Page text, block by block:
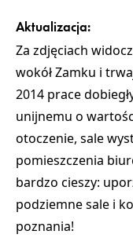
Aktualizacja:
Za zdjęciach
wokół Zamku i
2014 prace
unijnemu o
otoczenie, sale
pomieszczenia
bardzo cieszy:
podziemne sale i
poznania!